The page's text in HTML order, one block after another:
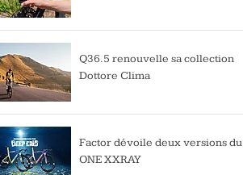
Q36.5 renouvelle sa collection
Dottore Clima
Factor dévoile deux versions du
ONE XXRAY